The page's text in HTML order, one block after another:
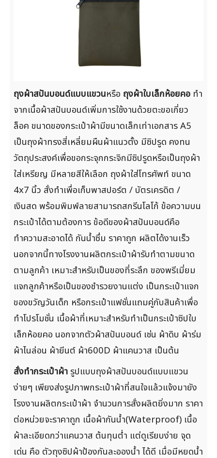
ถุงผ้าสปันบอนด์แบบแขวนหรือ ถุงผ้าใบเล็กห้อยคอ ทำ
จากเนื้อผ้าสปันบอนด์เพิ่มการใช้งานด้วยตะขอเกี่ยว
ล็อค ขนาดของกระเป๋าผ้ามีขนาดเล็กเท่าเอกสาร A5
เป็นถุงผ้าทรงสี่เหลี่ยมผืนผ้าแนวตั้ง มีซิปรูด คงทน
วัตถุประสงค์เพื่อขอกระจุกกระจิกมีซิปรูดหรือเป็นถุงผ้า
ใส่เหรียญ มีหลายสีให้เลือก ถุงผ้าใส่โทรศัพท์ ขนาด
4x7 นิ้ว สั่งทำเพื่อเก็บพาสปอร์ต / บัตรเครดิต /
เงินสด พร้อมพิมพ์ลายสามารถสกรีนโลโก้ ข้อความบน
กระเป๋าได้ตามต้องการ ข้อดีของผ้าสปันบอนด์คือ
ทำความสะอาดได้ กันน้ำซึ่ม ราคาถูก ผลิตได้งานเร็ว
นอกจากนี้ทางโรงงานผลิตกระเป๋าผ้ารับทำตามขนาด
ตามลูกค้า เหมาะสำหรับเป็นของที่ระลึก ของพรีเมี่ยม
แจกลูกค้าหรือเป็นของชำรวยงานแต่ง เป็นกระเป๋าแจก
ของขวัญวันเด็ก หรือกระเป๋าแฟชั่นแถมคู่กับสินค้าเพื่อ
ทำโปรโมชั่น เนื้อผ้าที่เหมาะสำหรับทำเป็นกระเป๋าซิปใบ
เล็กห้อยคอ นอกจากตัวผ้าสปันบอนด์ เช่น ผ้าดิบ ผ้าร่ม
ผ้าไนล่อน ผ้ายีนต์ ผ้า600D ผ้าแคนวาส เป็นต้น
สั่งทำกระเป๋าผ้า รูปแบบถุงผ้าสปันบอนด์แบบแขวน
ง่ายๆ เพียงส่งรูปภาพกระเป๋าผ้าที่สนใจแล้วแจ้งมายัง
โรงงานผลิตกระเป๋าผ้า จำนวนการสั่งผลิตยิ่งมาก ราคา
ต่อหน่วยจะราคาถูก เนื้อผ้ากันน้ำ(Waterproof) เนื้อ
ผ้าละเอียดกว่าแคนวาส ต้นทุนต่ำ แต่ดูเรียบง่าย จุด
เด่น คือ ตัวถุงซิปผ้าป้องกันละอองน้ำ ได้ดี เมื่อมีหยดน้ำ